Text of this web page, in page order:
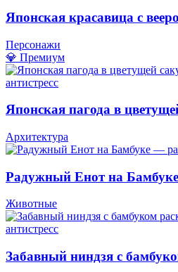
Японская красавица с
Персонажи
💎 Премиум
Японская пагода в
Архитектура
Радужный Енот на Бамбуке
Животные
Забавный ниндзя с